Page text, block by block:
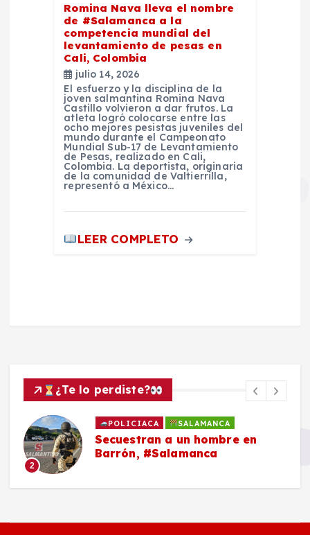
Romina Nava lleva el nombre
de #Salamanca a la
competencia mundial del
levantamiento de pesas en
Cali, Colombia
julio 14, 2026
El esfuerzo y la disciplina de la
joven salmantina Romina Nava
Castillo volvieron a dar frutos. La
atleta logró colocarse entre las
ocho mejores pesistas juveniles del
mundo durante el Campeonato
Mundial Sub-17 de Levantamiento
de Pesas, realizado en Cali,
Colombia. La deportista, originaria
de la comunidad de Valtierrilla,
representó a México…
LEER COMPLETO
¿Te lo perdiste?
2
POLICIACA SALAMANCA
Secuestran a un hombre en
Barrón, #Salamanca